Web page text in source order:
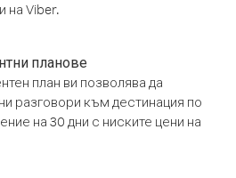
на Viber.
планове
план ви позволява да
разговори към дестинация по
на 30 дни с ниските цени на